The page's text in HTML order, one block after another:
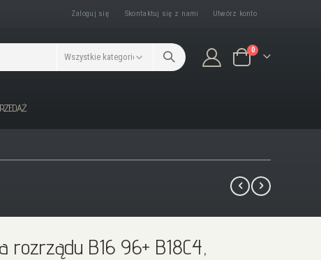
Zaloguj się Skontaktuj się z nami Utwórz konto
Koszyk
0produkty/ów
rozrządu B16 96+ B18C4,